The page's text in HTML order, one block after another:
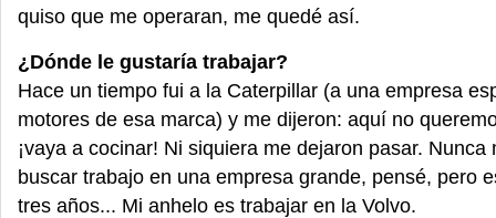
quiso que me operaran, me quedé así.
¿Dónde le gustaría trabajar?
Hace un tiempo fui a la Caterpillar (a una empresa
motores de esa marca) y me dijeron: aquí no
¡vaya a cocinar! Ni siquiera me dejaron pasar. Nunca
buscar trabajo en una empresa grande, pensé, pero
tres años... Mi anhelo es trabajar en la Volvo.